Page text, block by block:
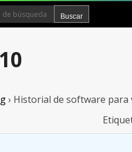
› Historial de software para